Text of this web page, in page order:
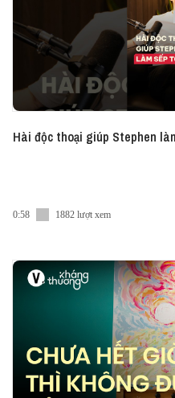
Hài độc thoại giúp Stephen
0:58 1882 lượt xem